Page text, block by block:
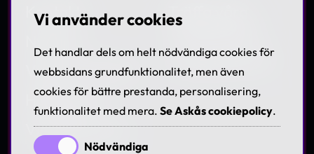
Kontakt
Villkor & Policies
Hållbarhet
Visselblåsning
medarbetare
Lediga tjänster
Vi använder cookies
Det handlar dels om helt nödvändiga cookies för
webbsidans grundfunktionalitet, men även
cookies för bättre prestanda, personalisering,
funktionalitet med mera. Se Askås cookiepolicy.
Nödvändiga